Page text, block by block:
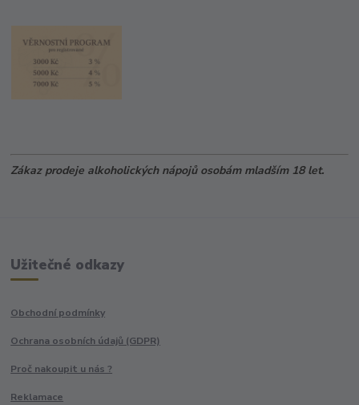
Zákaz prodeje alkoholických nápojů osobám mladším 18 let.
Užitečné odkazy
Obchodní podmínky
Ochrana osobních údajů (GDPR)
Proč nakoupit u nás ?
Reklamace